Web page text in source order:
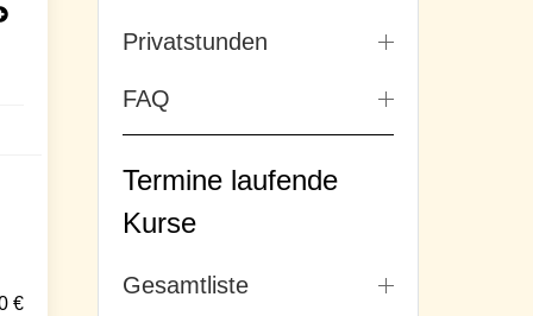
€
Privatstunden
FAQ
Termine laufende
Kurse
Gesamtliste